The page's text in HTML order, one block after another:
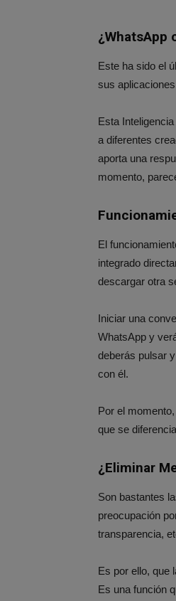
¿WhatsApp
Este ha sido el
sus
Esta
a diferentes
aporta una
momento,
El
integrado
descargar otra
Iniciar una
WhatsApp y
deberás pulsar
con él.
Por el
que se
¿Eliminar
Son bastantes
preocupación
transparencia,
Es por ello, que
Es una función